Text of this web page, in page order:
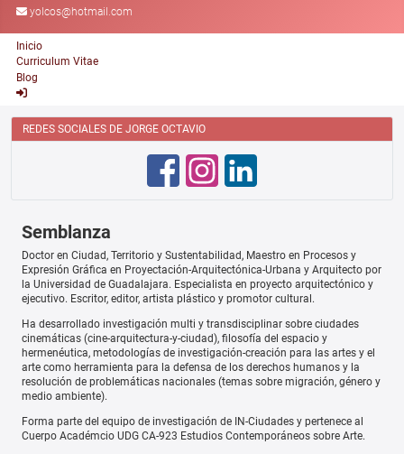
yolcos@hotmail.com
Inicio
Curriculum Vitae
Blog
REDES SOCIALES DE JORGE OCTAVIO
Semblanza
Doctor en Ciudad, Territorio y Sustentabilidad, Maestro en Procesos y
Expresión Gráfica en Proyectación-Arquitectónica-Urbana y Arquitecto por
la Universidad de Guadalajara. Especialista en proyecto arquitectónico y
ejecutivo. Escritor, editor, artista plástico y promotor cultural.
Ha desarrollado investigación multi y transdisciplinar sobre ciudades
cinemáticas (cine-arquitectura-y-ciudad), filosofía del espacio y
hermenéutica, metodologías de investigación-creación para las artes y el
arte como herramienta para la defensa de los derechos humanos y la
resolución de problemáticas nacionales (temas sobre migración, género y
medio ambiente).
Forma parte del equipo de investigación de IN-Ciudades y pertenece al
Cuerpo Académcio UDG CA-923 Estudios Contemporáneos sobre Arte.